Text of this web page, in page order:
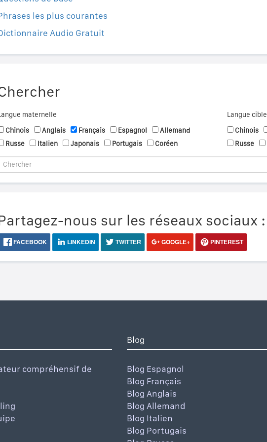
les plus courantes
Audio Gratuit
maternelle
Chinois
Anglais Français Espagnol
Allemand
Russe
Italien Japonais Portugais Coréen
Langue cible
Chinois
Russe
nous sur les réseaux sociaux :
FACEBOOK LINKEDIN TWITTER GOOGLE+ PINTEREST
compréhensif de
Blog
Blog Espagnol
Blog Français
Blog Anglais
Blog Allemand
Blog Italien
Blog Portugais